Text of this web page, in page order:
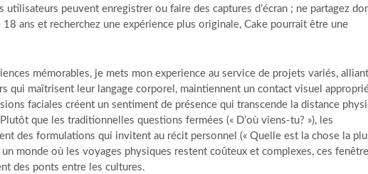
utilisateurs peuvent enregistrer ou faire des captures d’écran ; ne partagez
ans et recherchez une expérience plus originale, Cake pourrait être une
mémorables, je mets mon experience au service de projets variés, alliant
qui maîtrisent leur langage corporel, maintiennent un contact visuel
faciales créent un sentiment de présence qui transcende la distance
que les traditionnelles questions fermées (« D’où viens-tu? »), les
des formulations qui invitent au récit personnel (« Quelle est la chose la
un monde où les voyages physiques restent coûteux et complexes, ces
des ponts entre les cultures.